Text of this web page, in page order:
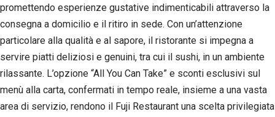
promettendo esperienze gustative indimenticabili attraverso la
consegna a domicilio e il ritiro in sede. Con un’attenzione
particolare alla qualità e al sapore, il ristorante si impegna a
servire piatti deliziosi e genuini, tra cui il sushi, in un ambiente
rilassante. L’opzione “All You Can Take” e sconti esclusivi sul
menù alla carta, confermati in tempo reale, insieme a una vasta
area di servizio, rendono il Fuji Restaurant una scelta privilegiata